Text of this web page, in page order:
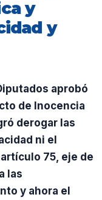
y
y
aprobó
de Inocencia
derogar las
ni el
75, eje de
las
y ahora el